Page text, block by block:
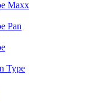
Maxx
Pan
Type